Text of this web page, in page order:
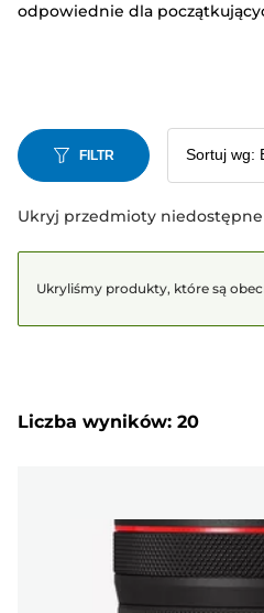
odpowiednie dla
FILTR
Ukryj przedmioty niedostępne
Ukryliśmy produkty, które są
Liczba wyników: 20